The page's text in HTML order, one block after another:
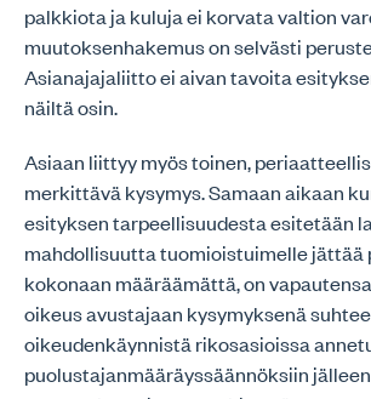
palkkiota ja kuluja ei korvata valtion
muutoksenhakemus on selvästi
Asianajajaliitto ei aivan tavoita
näiltä osin.
Asiaan liittyy myös toinen,
merkittävä kysymys. Samaan aikaan
esityksen tarpeellisuudesta esitetään
mahdollisuutta tuomioistuimelle jättää
kokonaan määräämättä, on
oikeus avustajaan kysymyksenä
oikeudenkäynnistä rikosasioissa
puolustajanmääräyssäännöksiin